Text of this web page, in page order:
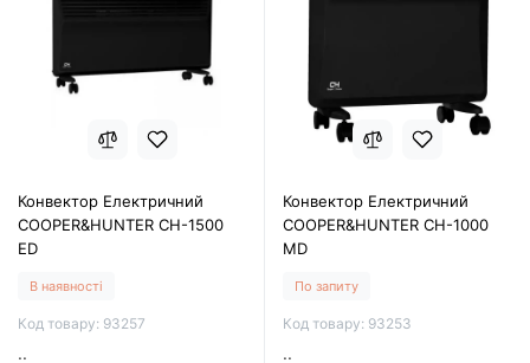
Конвектор Електричний
COOPER&HUNTER CH-1500
ED
В наявності
Код товару: 93257
..
Конвектор Електричний
COOPER&HUNTER СH-1000
MD
По запиту
Код товару: 93253
..